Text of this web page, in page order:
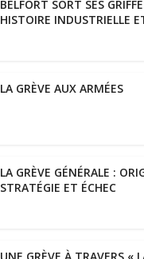
BELFORT SORT SES
HISTOIRE INDUSTRIELLE
LA GRÈVE AUX ARMÉES
LA GRÈVE GÉNÉRALE :
STRATÉGIE ET ÉCHEC